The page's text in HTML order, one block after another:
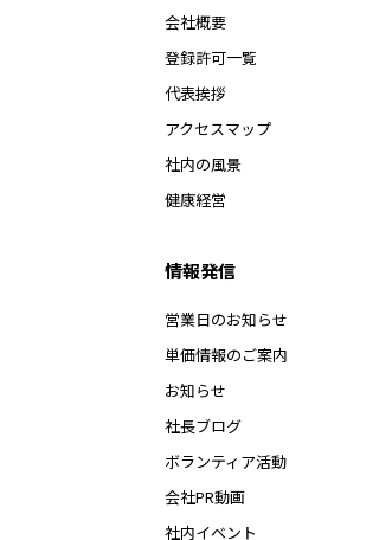
会社概要
登録許可一覧
代表挨拶
アクセスマップ
社内の風景
健康経営
情報発信
営業日のお知らせ
単価情報のご案内
お知らせ
社長ブログ
ボランティア活動
会社PR動画
社内イベント